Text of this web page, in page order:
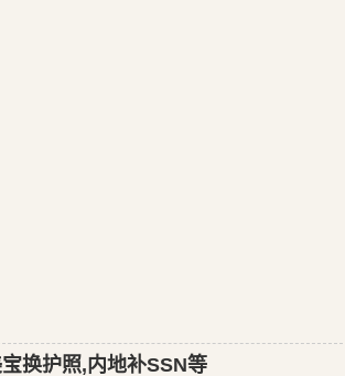
换护照,内地补SSN等